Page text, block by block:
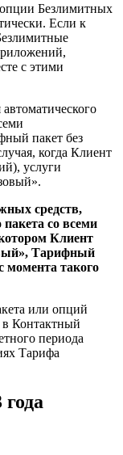
Безлимитных
Если к
с этими
пакет без
когда Клиент
услуги
средств,
со всеми
Клиент
Тарифный
момента такого
или опций
Контактный
периода
Тарифа